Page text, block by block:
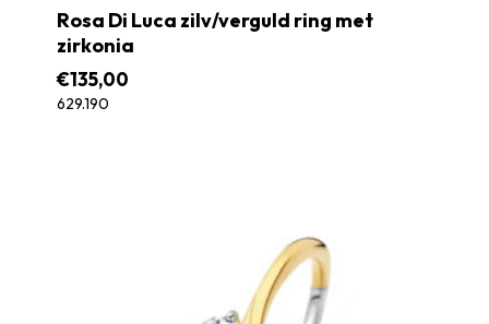
Rosa Di Luca zilv/verguld ring met
zirkonia
€135,00
629.190